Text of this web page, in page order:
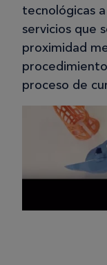
tecnológicas
servicios que
proximidad
proceso de